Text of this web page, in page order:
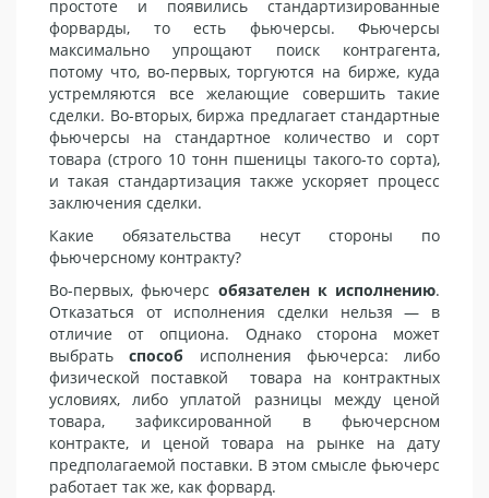
простоте и появились стандартизированные
форварды, то есть фьючерсы. Фьючерсы
максимально упрощают поиск контрагента,
потому что, во-первых, торгуются на бирже, куда
устремляются все желающие совершить такие
сделки. Во-вторых, биржа предлагает стандартные
фьючерсы на стандартное количество и сорт
товара (строго 10 тонн пшеницы такого-то сорта),
и такая стандартизация также ускоряет процесс
заключения сделки.
Какие обязательства несут стороны по
фьючерсному контракту?
Во-первых, фьючерс обязателен к исполнению.
Отказаться от исполнения сделки нельзя — в
отличие от опциона. Однако сторона может
выбратьспособ исполнения фьючерса: либо
физической поставкой товара на контрактных
условиях, либо уплатой разницы между ценой
товара, зафиксированной в фьючерсном
контракте, и ценой товара на рынке на дату
предполагаемой поставки. В этом смысле фьючерс
работает так же, как форвард.